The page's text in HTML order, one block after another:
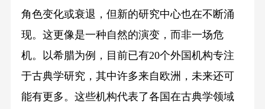
角色变化或衰退，但新的研究中心也在不断涌
现。这更像是一种自然的演变，而非一场危
机。以希腊为例，目前已有20个外国机构专注
于古典学研究，其中许多来自欧洲，未来还可
能有更多。这些机构代表了各国在古典学领域